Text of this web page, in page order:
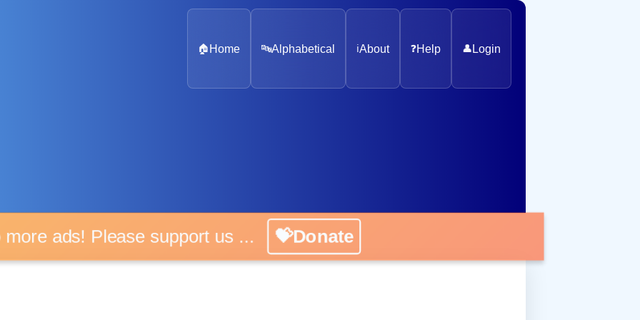
🏠 Home 🔤Alphabetical ℹ️About ❓Help 👤 Login
ads! Please support us ... 💝Donate